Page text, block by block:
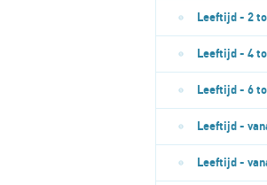
Leeftijd - 2
Leeftijd - 4
Leeftijd - 6
Leeftijd -
Leeftijd -